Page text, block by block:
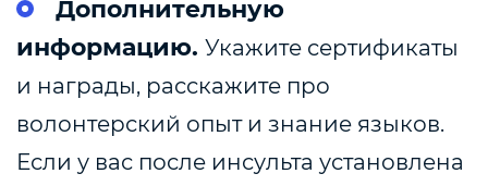
Дополнительную
информацию. Укажите сертификаты
и награды, расскажите про
волонтерский опыт и знание языков.
Если у вас после инсульта установлена